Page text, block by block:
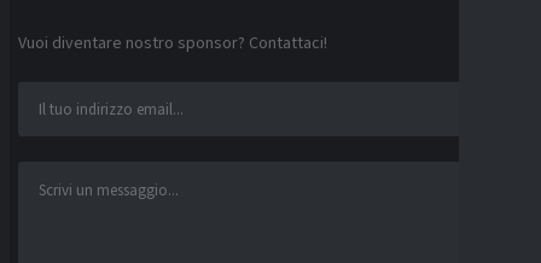
Vuoi diventare nostro sponsor? Contattaci!